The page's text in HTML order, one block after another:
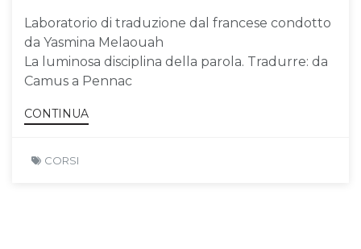
Laboratorio di traduzione dal francese condotto
da Yasmina Melaouah
La luminosa disciplina della parola. Tradurre: da
Camus a Pennac
CONTINUA
CORSI